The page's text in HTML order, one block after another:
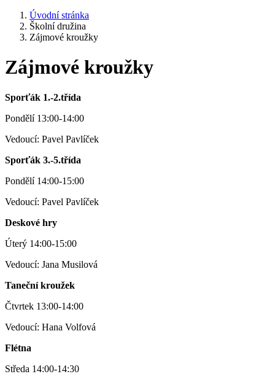
Úvodní stránka
Školní družina
Zájmové kroužky
Zájmové kroužky
Sporťák 1.-2.třída
Pondělí 13:00-14:00
Vedoucí: Pavel Pavlíček
Sporťák 3.-5.třída
Pondělí 14:00-15:00
Vedoucí: Pavel Pavlíček
Deskové hry
Úterý 14:00-15:00
Vedoucí: Jana Musilová
Taneční kroužek
Čtvrtek 13:00-14:00
Vedoucí: Hana Volfová
Flétna
Středa 14:00-14:30